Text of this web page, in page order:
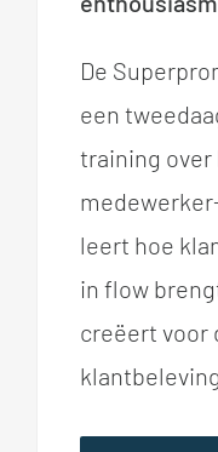
De
een
training over
leert hoe
in flow
creëert voor